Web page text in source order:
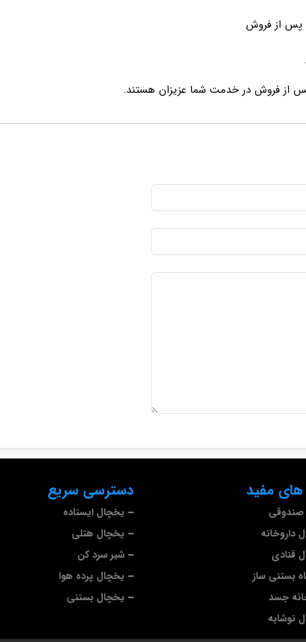
از فروش در خدمت شما عزیزان هستند.
مفید
صندوقی
داروخانه
قنادی
بستنی ساز
جسد
نوشابه
دسترسی سریع
یخچال ایستاده
یخچال هتلی
شیر سرد کن
یخچال پرده هوا
یخچال بستنی